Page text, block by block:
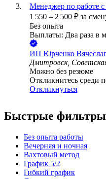
Менеджер по работе
1 550 – 2 500 ₽ за
Без опыта
Выплаты: Два раза в
ИП Юрченко
Дмитровск,
Можно без резюме
Откликнитесь среди
Откликнуться
Быстрые фильтры
Без опыта работы
Вечерняя и ночная
Вахтовый метод
График 5/2
Гибкий график